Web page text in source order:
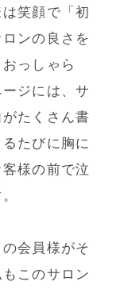
笑顔で「初
ンの良さを
っしゃら
ジには、サ
たくさん書
たびに胸に
様の前で泣
会員様がそ
このサロン